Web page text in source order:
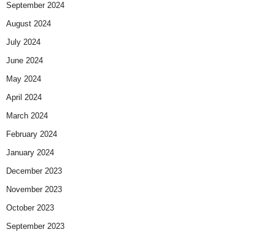
September 2024
August 2024
July 2024
June 2024
May 2024
April 2024
March 2024
February 2024
January 2024
December 2023
November 2023
October 2023
September 2023